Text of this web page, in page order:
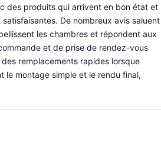
des produits qui arrivent en bon état et
De nombreux avis saluent
les chambres et répondent aux
et de prise de rendez-vous
remplacements rapides lorsque
le montage simple et le rendu final,